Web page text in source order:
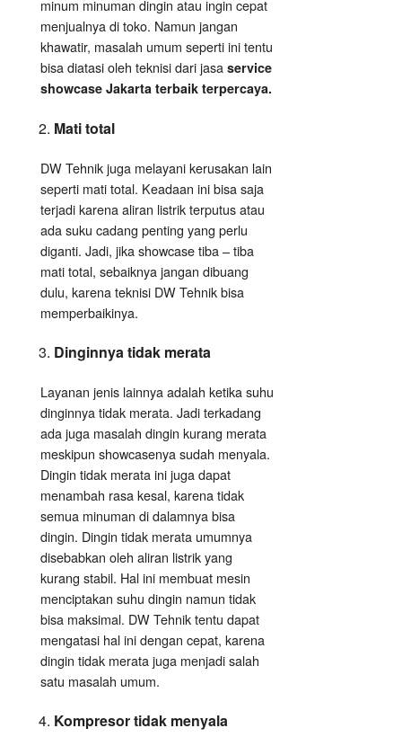
minum minuman dingin atau ingin cepat
menjualnya di toko. Namun jangan
khawatir, masalah umum seperti ini tentu
bisa diatasi oleh teknisi dari jasa service
showcase Jakarta terbaik terpercaya.
Mati total
DW Tehnik juga melayani kerusakan lain
seperti mati total. Keadaan ini bisa saja
terjadi karena aliran listrik terputus atau
ada suku cadang penting yang perlu
diganti. Jadi, jika showcase tiba – tiba
mati total, sebaiknya jangan dibuang
dulu, karena teknisi DW Tehnik bisa
memperbaikinya.
Dinginnya tidak merata
Layanan jenis lainnya adalah ketika suhu
dinginnya tidak merata. Jadi terkadang
ada juga masalah dingin kurang merata
meskipun showcasenya sudah menyala.
Dingin tidak merata ini juga dapat
menambah rasa kesal, karena tidak
semua minuman di dalamnya bisa
dingin. Dingin tidak merata umumnya
disebabkan oleh aliran listrik yang
kurang stabil. Hal ini membuat mesin
menciptakan suhu dingin namun tidak
bisa maksimal. DW Tehnik tentu dapat
mengatasi hal ini dengan cepat, karena
dingin tidak merata juga menjadi salah
satu masalah umum.
Kompresor tidak menyala